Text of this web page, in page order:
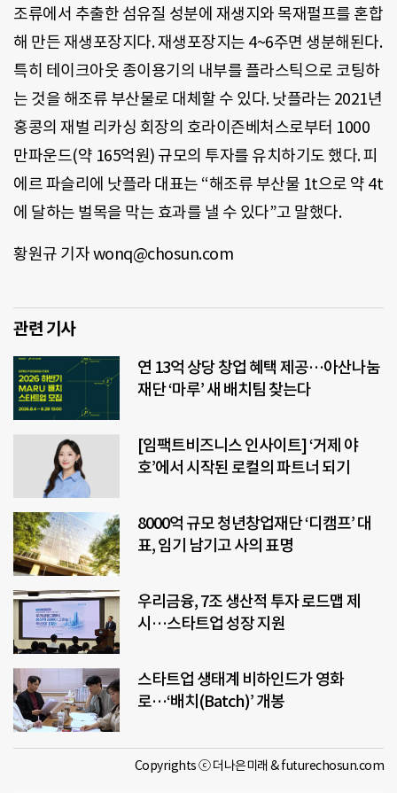
조류에서 추출한 섬유질 성분에 재생지와 목재펄프를 혼합
해 만든 재생포장지다. 재생포장지는 4~6주면 생분해된다.
특히 테이크아웃 종이용기의 내부를 플라스틱으로 코팅하
는 것을 해조류 부산물로 대체할 수 있다. 낫플라는 2021년
홍콩의 재벌 리카싱 회장의 호라이즌베처스로부터 1000
만파운드(약 165억원) 규모의 투자를 유치하기도 했다. 피
에르 파슬리에 낫플라 대표는 “해조류 부산물 1t으로 약 4t
에 달하는 벌목을 막는 효과를 낼 수 있다”고 말했다.
황원규 기자 wonq@chosun.com
관련 기사
연 13억 상당 창업 혜택 제공…아산나눔
재단 ‘마루’ 새 배치팀 찾는다
[임팩트비즈니스 인사이트] ‘거제 야
호’에서 시작된 로컬의 파트너 되기
8000억 규모 청년창업재단 ‘디캠프’ 대
표, 임기 남기고 사의 표명
우리금융, 7조 생산적 투자 로드맵 제
시…스타트업 성장 지원
스타트업 생태계 비하인드가 영화
로…‘배치(Batch)’ 개봉
Copyrights ⓒ 더나은미래 & futurechosun.com